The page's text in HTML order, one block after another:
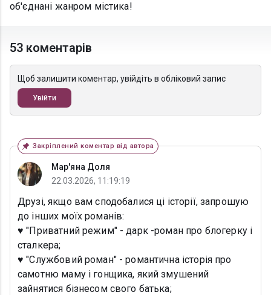
об'єднані жанром містика!
53 коментарів
Щоб залишити коментар, увійдіть в обліковий запис
Увійти
Закріплений коментар від автора
Мар'яна Доля
22.03.2026, 11:19:19
Друзі, якщо вам сподобалися ці історії, запрошую
до інших моїх романів:
♥️ "Приватний режим" - дарк -роман про блогерку і
сталкера;
♥️ "Службовий роман" - романтична історія про
самотню маму і гонщика, який змушений
зайнятися бізнесом свого батька;